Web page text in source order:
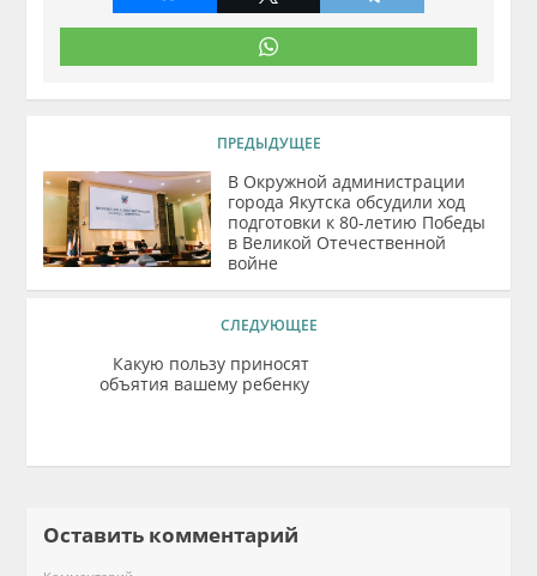
ПРЕДЫДУЩЕЕ
В Окружной администрации
города Якутска обсудили ход
подготовки к 80-летию Победы
в Великой Отечественной
войне
СЛЕДУЮЩЕЕ
Какую пользу приносят
объятия вашему ребенку
Оставить комментарий